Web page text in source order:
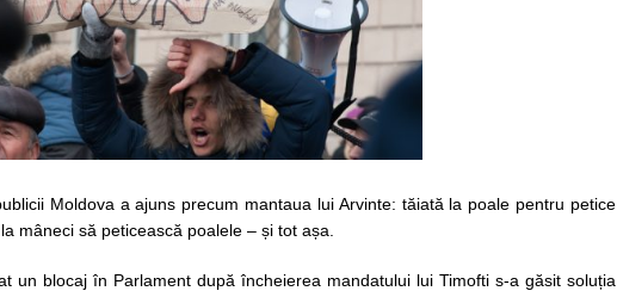
Moldova a ajuns precum mantaua lui Arvinte: tăiată la poale pentru petice
mâneci să peticească poalele – și tot așa.
un blocaj în Parlament după încheierea mandatului lui Timofti s-a găsit soluția